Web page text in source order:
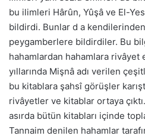
bu ilimleri Hârûn, Yûşâ ve El-
bildirdi. Bunlar d a
peygamberlere bildirdiler. Bu
hahamlardan hahamlara rivâyet
yıllarında Mişnâ adı verilen
bu kitablara şahsî görüşler
rivâyetler ve kitablar ortaya
asırda bütün kitabları içinde
Tannaim denilen hahamlar